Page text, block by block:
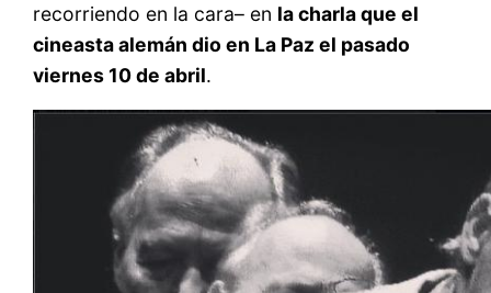
recorriendo en la cara– en la charla que el
cineasta alemán dio en La Paz el pasado
viernes 10 de abril.